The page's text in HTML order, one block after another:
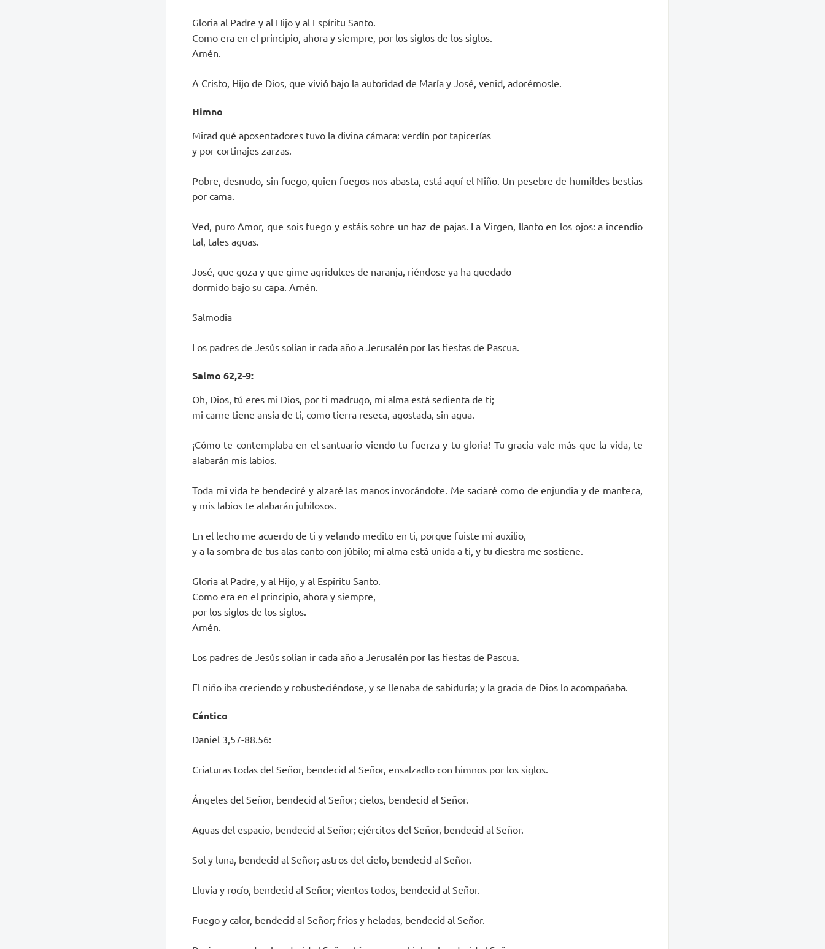
Gloria al Padre y al Hijo y al Espíritu Santo.
Como era en el principio, ahora y siempre, por los siglos de los siglos.
Amén.
A Cristo, Hijo de Dios, que vivió bajo la autoridad de María y José, venid, adorémosle.
Himno
Mirad qué aposentadores tuvo la divina cámara: verdín por tapicerías
y por cortinajes zarzas.
Pobre, desnudo, sin fuego, quien fuegos nos abasta, está aquí el Niño. Un pesebre de humildes bestias
por cama.
Ved, puro Amor, que sois fuego y estáis sobre un haz de pajas. La Virgen, llanto en los ojos: a incendio
tal, tales aguas.
José, que goza y que gime agridulces de naranja, riéndose ya ha quedado
dormido bajo su capa. Amén.
Salmodia
Los padres de Jesús solían ir cada año a Jerusalén por las fiestas de Pascua.
Salmo 62,2-9:
Oh, Dios, tú eres mi Dios, por ti madrugo, mi alma está sedienta de ti;
mi carne tiene ansia de ti, como tierra reseca, agostada, sin agua.
¡Cómo te contemplaba en el santuario viendo tu fuerza y tu gloria! Tu gracia vale más que la vida, te
alabarán mis labios.
Toda mi vida te bendeciré y alzaré las manos invocándote. Me saciaré como de enjundia y de manteca,
y mis labios te alabarán jubilosos.
En el lecho me acuerdo de ti y velando medito en ti, porque fuiste mi auxilio,
y a la sombra de tus alas canto con júbilo; mi alma está unida a ti, y tu diestra me sostiene.
Gloria al Padre, y al Hijo, y al Espíritu Santo.
Como era en el principio, ahora y siempre,
por los siglos de los siglos.
Amén.
Los padres de Jesús solían ir cada año a Jerusalén por las fiestas de Pascua.
El niño iba creciendo y robusteciéndose, y se llenaba de sabiduría; y la gracia de Dios lo acompañaba.
Cántico
Daniel 3,57-88.56:
Criaturas todas del Señor, bendecid al Señor, ensalzadlo con himnos por los siglos.
Ángeles del Señor, bendecid al Señor; cielos, bendecid al Señor.
Aguas del espacio, bendecid al Señor; ejércitos del Señor, bendecid al Señor.
Sol y luna, bendecid al Señor; astros del cielo, bendecid al Señor.
Lluvia y rocío, bendecid al Señor; vientos todos, bendecid al Señor.
Fuego y calor, bendecid al Señor; fríos y heladas, bendecid al Señor.